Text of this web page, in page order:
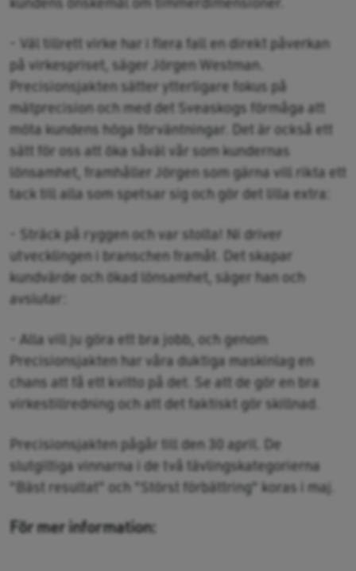
- Väl tillrett virke har i flera fall en direkt påverkan
på virkespriset, säger Jörgen Westman.
Precisionsjakten sätter ytterligare fokus på
mätprecision och med det Sveaskogs förmåga att
möta kundens höga förväntningar. Det är också ett
sätt för oss att öka såväl vår som kundernas
lönsamhet, framhåller Jörgen som gärna vill rikta ett
tack till alla som spetsar sig och gör det lilla extra:
- Sträck på ryggen och var stolta! Ni driver
utvecklingen i branschen framåt. Det skapar
kundvärde och ökad lönsamhet, säger han och
avslutar:
- Alla vill ju göra ett bra jobb, och genom
Precisionsjakten har våra duktiga maskinlag en
chans att få ett kvitto på det. Se att de gör en bra
virkestillredning och att det faktiskt gör skillnad.
Precisionsjakten pågår till den 30 april. De
slutgiltiga vinnarna i de två tävlingskategorierna
"Bäst resultat" och "Störst förbättring" koras i maj.
För mer information: